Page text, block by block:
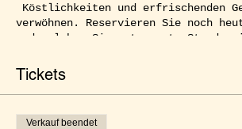
Köstlichkeiten und erfrischenden
verwöhnen. Reservieren Sie noch
und erleben Sie entspannte Stunden
Tickets
Verkauf beendet